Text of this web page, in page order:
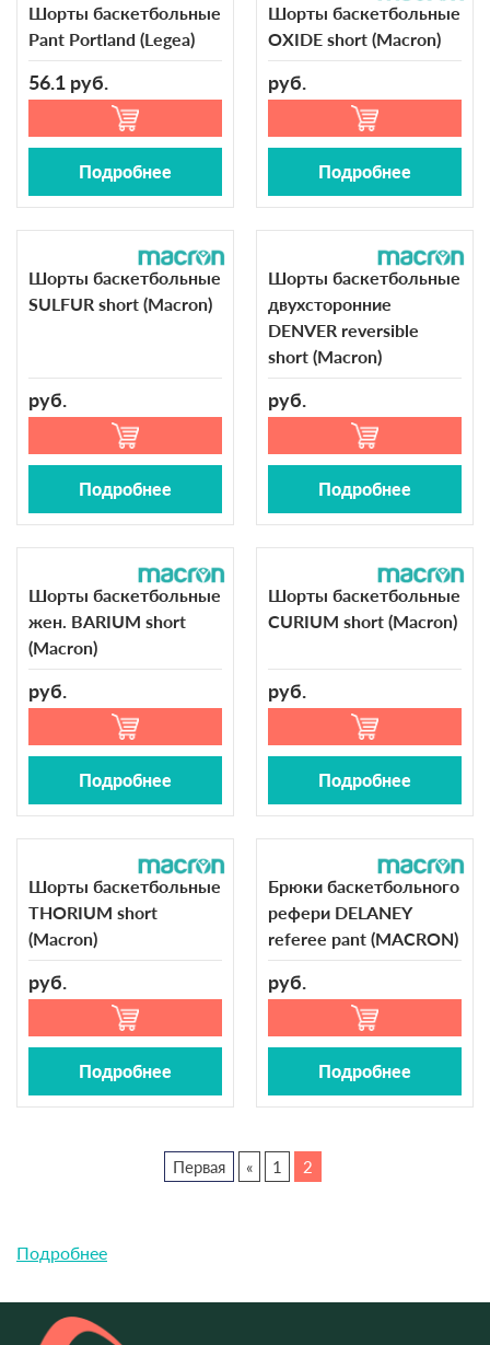
Шорты баскетбольные
Pant Portland (Legea)
56.1 руб.
Подробнее
Шорты баскетбольные
OXIDE short (Macron)
руб.
Подробнее
Шорты баскетбольные
SULFUR short (Macron)
руб.
Подробнее
Шорты баскетбольные
двухсторонние
DENVER reversible
short (Macron)
руб.
Подробнее
Шорты баскетбольные
жен. BARIUM short
(Macron)
руб.
Подробнее
Шорты баскетбольные
CURIUM short (Macron)
руб.
Подробнее
Шорты баскетбольные
THORIUM short
(Macron)
руб.
Подробнее
Брюки баскетбольного
рефери DELANEY
referee pant (MACRON)
руб.
Подробнее
Первая « 1 2
Подробнее